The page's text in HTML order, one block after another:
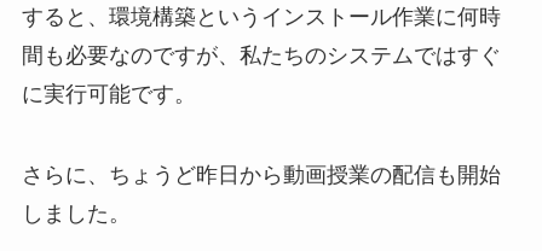
すると、環境構築というインストール作業に何時
間も必要なのですが、私たちのシステムではすぐ
に実行可能です。
さらに、ちょうど昨日から動画授業の配信も開始
しました。